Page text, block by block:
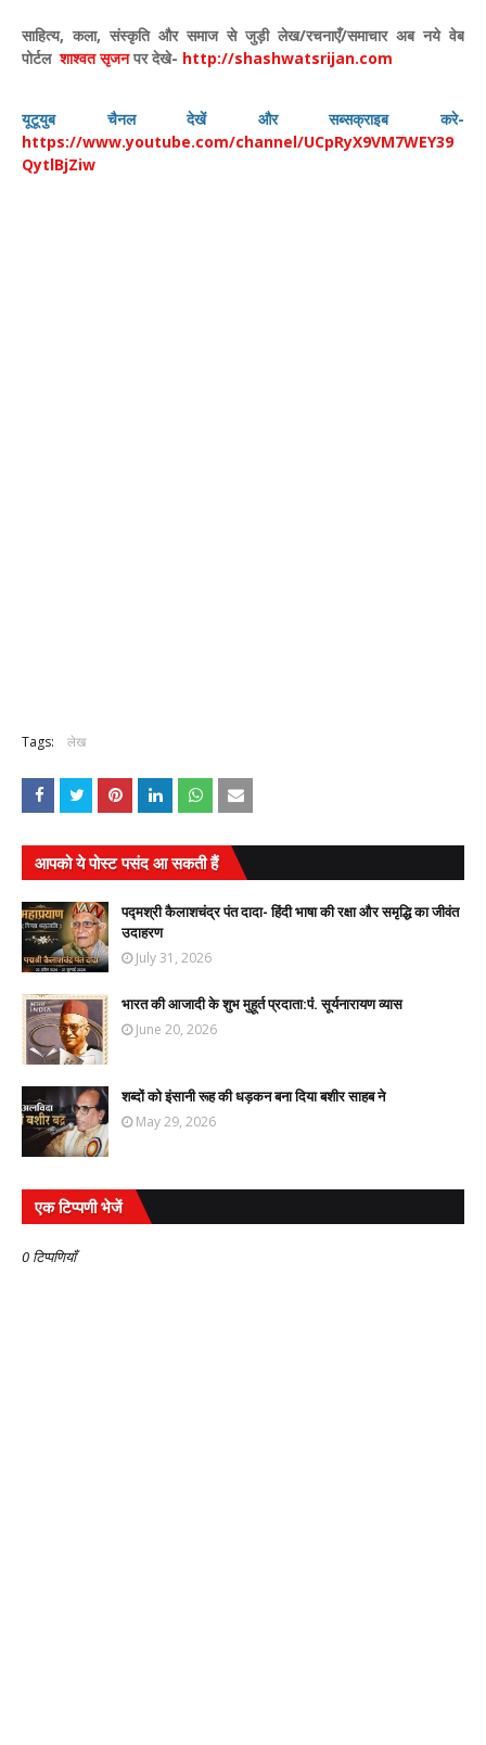
साहित्य, कला, संस्कृति और समाज से जुड़ी लेख/रचनाएँ/समाचार अब नये वेब
पोर्टल शाश्वत सृजन पर देखे- http://shashwatsrijan.com
यूटूयुब चैनल देखें और सब्सक्राइब करे-
https://www.youtube.com/channel/UCpRyX9VM7WEY39
QytlBjZiw
Tags: लेख
आपको ये पोस्ट पसंद आ सकती हैं
पद्मश्री कैलाशचंद्र पंत दादा- हिंदी भाषा की रक्षा और समृद्धि का जीवंत
उदाहरण
July 31, 2026
भारत की आजादी के शुभ मुहूर्त प्रदाता:पंं. सूर्यनारायण व्यास
June 20, 2026
शब्दों को इंसानी रूह की धड़कन बना दिया बशीर साहब ने
May 29, 2026
एक टिप्पणी भेजें
0 टिप्पणियाँ